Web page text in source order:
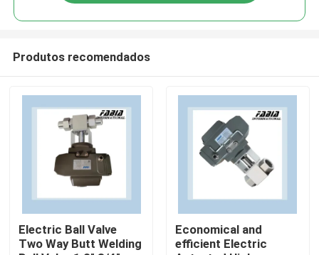
Produtos recomendados
Electric Ball Valve
Two Way Butt Welding
Economical and
efficient Electric